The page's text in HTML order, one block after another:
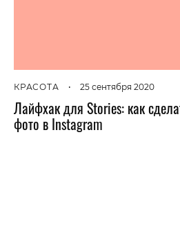
КРАСОТА • 25 сентября 2020
Лайфхак для Stories: как
фото в Instagram